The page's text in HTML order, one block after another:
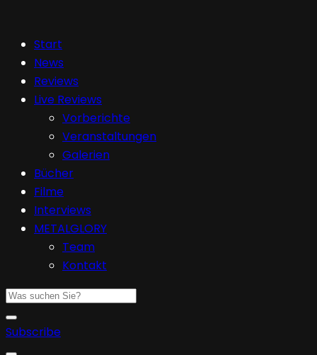
Start
News
Reviews
Live Reviews
Vorberichte
Veranstaltungen
Galerien
Bücher
Filme
Interviews
METALGLORY
Team
Kontakt
Subscribe